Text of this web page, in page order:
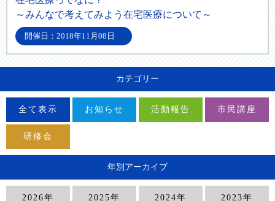
～みんなで考えてみよう在宅医療について～
開催日：2018年11月08日
カテゴリー
全て表示 お知らせ 活動報告 市民講座
研修会
年別アーカイブ
2026年 2025年 2024年 2023年